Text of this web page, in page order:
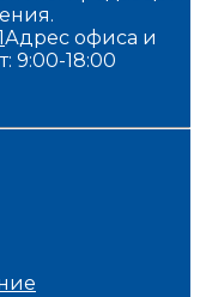
Адрес офиса и
9:00-18:00